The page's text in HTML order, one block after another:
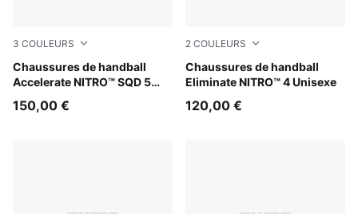
3 COULEURS
Chaussures de handball
Accelerate NITRO™ SQD 5
Aqua Glow-PUMA Black-Green Glare-Royal Sapphire
150,00 €
2 COULEURS
Chaussures de handball
Eliminate NITRO™ 4 Unisexe
Aqua Glow-PUMA White-
120,00 €